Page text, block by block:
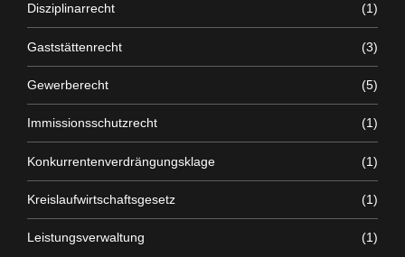
Disziplinarrecht (1)
Gaststättenrecht (3)
Gewerberecht (5)
Immissionsschutzrecht (1)
Konkurrentenverdrängungsklage (1)
Kreislaufwirtschaftsgesetz (1)
Leistungsverwaltung (1)